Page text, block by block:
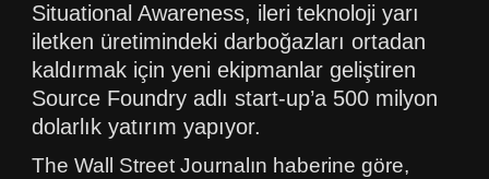
Situational Awareness, ileri teknoloji yarı
iletken üretimindeki darboğazları ortadan
kaldırmak için yeni ekipmanlar geliştiren
Source Foundry adlı start-up’a 500 milyon
dolarlık yatırım yapıyor.
The Wall Street Journalın haberine göre,